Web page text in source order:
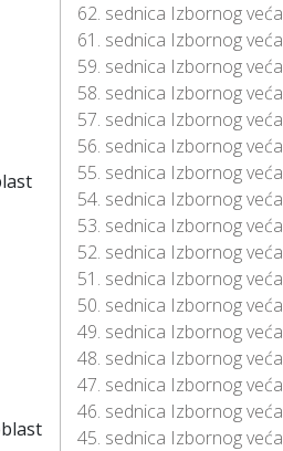
62. sednica Izbornog veća
61. sednica Izbornog veća
59. sednica Izbornog veća
58. sednica Izbornog veća
57. sednica Izbornog veća
56. sednica Izbornog veća
55. sednica Izbornog veća
54. sednica Izbornog veća
53. sednica Izbornog veća
52. sednica Izbornog veća
51. sednica Izbornog veća
50. sednica Izbornog veća
49. sednica Izbornog veća
48. sednica Izbornog veća
47. sednica Izbornog veća
46. sednica Izbornog veća
45. sednica Izbornog veća